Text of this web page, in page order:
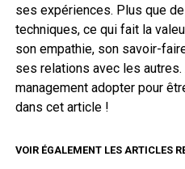
ses expériences. Plus que
techniques, ce qui fait la
son empathie, son savoir-
ses relations avec les
management adopter pour
dans cet article !
VOIR ÉGALEMENT LES ARTICLES